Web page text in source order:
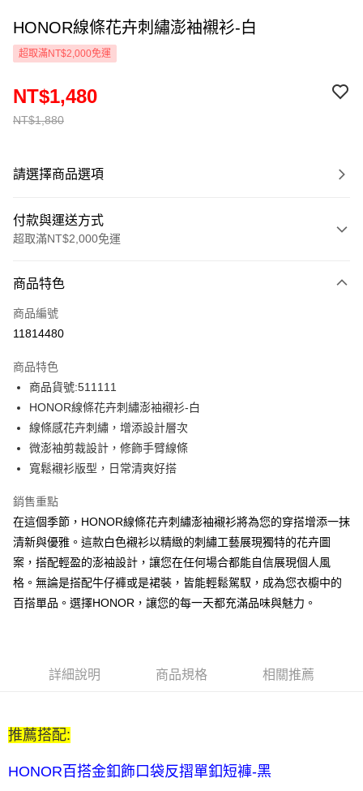
HONOR線條花卉刺繡澎袖襯衫-白
超取滿NT$2,000免運
NT$1,880
NT$1,480
請選擇商品選項
付款與運送方式
超取滿NT$2,000免運
信用卡一次付款
超商取貨付款
Apple Pay
街口支付
悠遊付
Google Pay
ATM付款
運送方式
全家取貨付款 -訂單滿 $2000 元即享免運服務，未滿則另收
$80 元物流費用。
每筆NT$80，滿NT$2,000(含以上)免運費
每筆NT$80，滿NT$2,000(含以上)免運費
元物流費
商品特色
商品編號
11814480
商品特色
商品貨號:511111
HONOR線條花卉刺繡澎袖襯衫-白
線條感花卉刺繡，增添設計層次
微澎袖剪裁設計，修飾手臂線條
寬鬆襯衫版型，日常清爽好搭
銷售重點
在這個季節，HONOR線條花卉刺繡澎袖襯衫將為您的穿搭增添一抹
清新與優雅。這款白色襯衫以精緻的刺繡工藝展現獨特的花卉圖
案，搭配輕盈的澎袖設計，讓您在任何場合都能自信展現個人風
格。無論是搭配牛仔褲或是裙裝，皆能輕鬆駕馭，成為您衣櫥中的
百搭單品。選擇HONOR，讓您的每一天都充滿品味與魅力。
詳細說明 商品規格 相關推薦
推薦搭配:
HONOR百搭金釦飾口袋反摺單釦短褲-黑